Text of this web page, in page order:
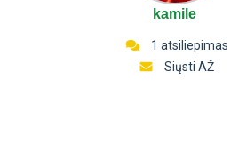
kamile
1 atsiliepimas
Siųsti AŽ